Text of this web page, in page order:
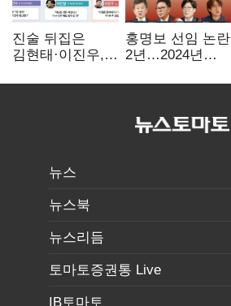
진술 뒤집은
김현태·이진우,
헌신"…법정서
홍명보 선임 논란
2년…2024년
압색까지
뉴스
뉴스북
뉴스리듬
토마토증권통 Live
IB토마토